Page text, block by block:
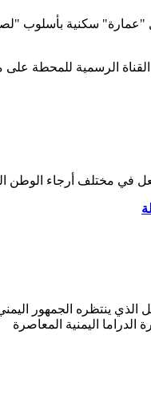
"عمارة" سكنية بأسلوب
الرسمية للمحطة على
في مختلف أرجاء الوطن
الذي ينتظره الجمهور